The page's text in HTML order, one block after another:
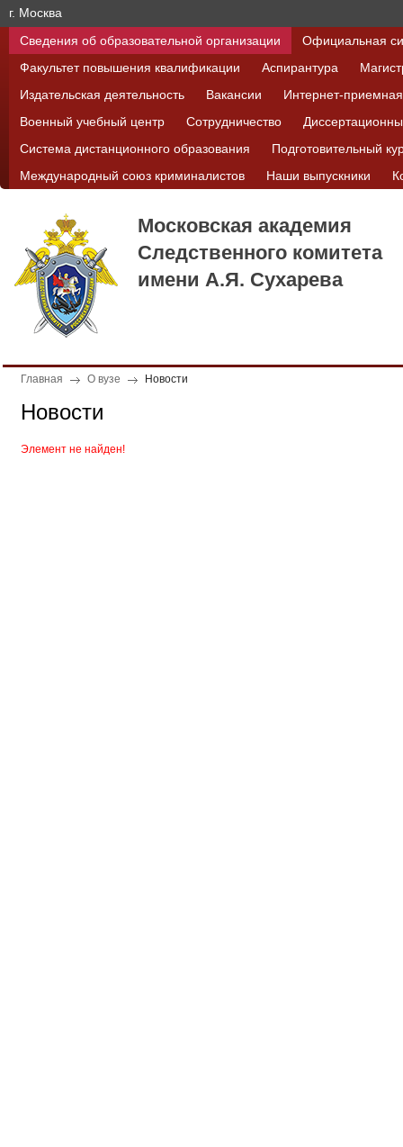
г. Москва
Сведения об образовательной организации
Официальная
Факультет повышения квалификации
Аспирантура
Издательская деятельность
Вакансии
Интернет-приемная
Военный учебный центр
Сотрудничество
Система дистанционного образования
Подготовительный
Международный союз криминалистов
Наши выпускники
Московская академия
Следственного комитета
имени А.Я. Сухарева
Главная О вузе Новости
Новости
Элемент не найден!